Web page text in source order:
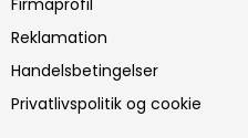
Firmaprofil
Reklamation
Handelsbetingelser
Privatlivspolitik og cookie